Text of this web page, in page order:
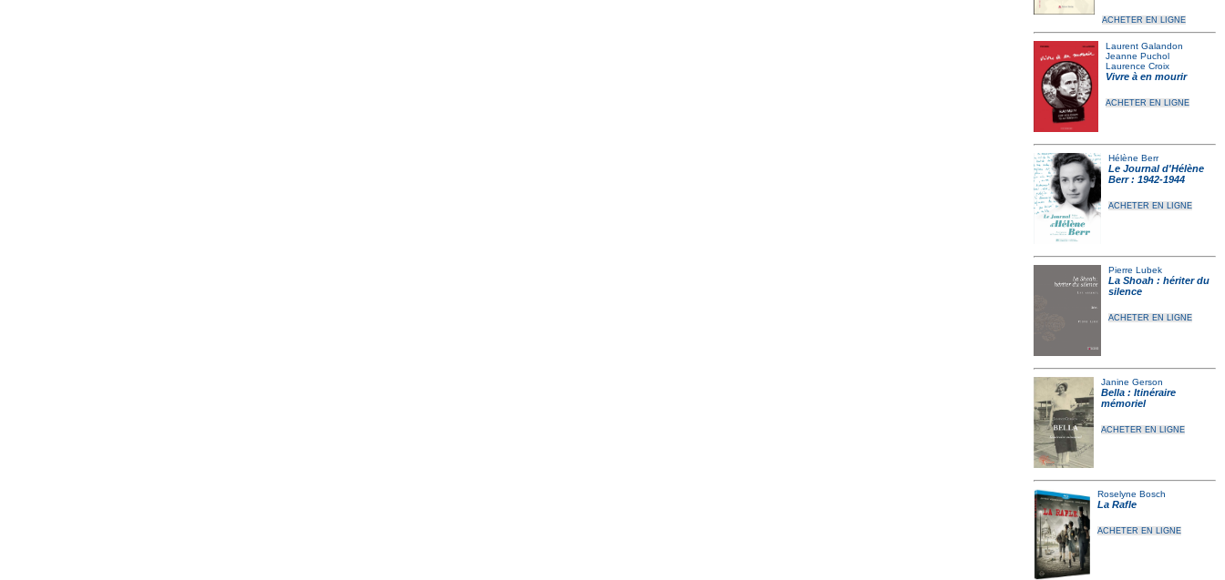
ACHETER EN LIGNE
Laurent Galandon
Jeanne Puchol
Laurence Croix
Vivre à en mourir
ACHETER EN LIGNE
Hélène Berr
Le Journal d'Hélène
Berr : 1942-1944
ACHETER EN LIGNE
Pierre Lubek
La Shoah : hériter du
silence
ACHETER EN LIGNE
Janine Gerson
Bella : Itinéraire
mémoriel
ACHETER EN LIGNE
Roselyne Bosch
La Rafle
ACHETER EN LIGNE